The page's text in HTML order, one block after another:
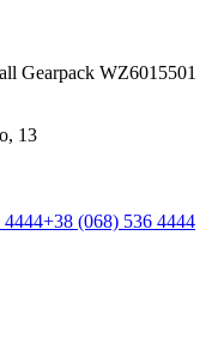
Gearpack WZ6015501
13
4444+38 (068) 536 4444